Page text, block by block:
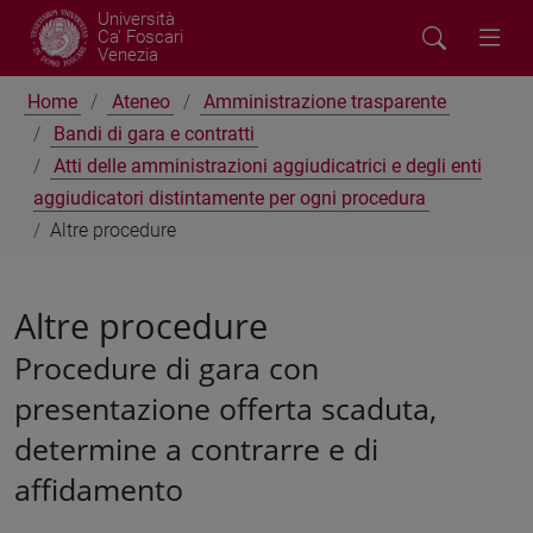
Università
Ca' Foscari
Venezia
Home Ateneo
Amministrazione trasparente
Bandi di gara e contratti
Atti delle amministrazioni aggiudicatrici e degli enti
aggiudicatori distintamente per ogni procedura
Altre procedure
Altre procedure
Procedure di gara con
presentazione offerta scaduta,
determine a contrarre e di
affidamento